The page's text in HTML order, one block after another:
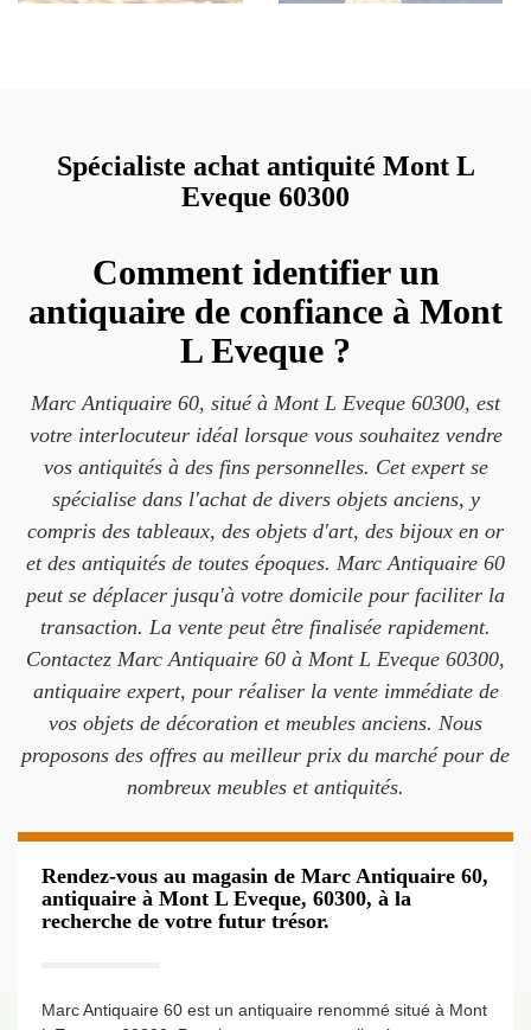
Spécialiste achat antiquité Mont L
Eveque 60300
Comment identifier un
antiquaire de confiance à Mont
L Eveque ?
Marc Antiquaire 60, situé à Mont L Eveque 60300, est
votre interlocuteur idéal lorsque vous souhaitez vendre
vos antiquités à des fins personnelles. Cet expert se
spécialise dans l'achat de divers objets anciens, y
compris des tableaux, des objets d'art, des bijoux en or
et des antiquités de toutes époques. Marc Antiquaire 60
peut se déplacer jusqu'à votre domicile pour faciliter la
transaction. La vente peut être finalisée rapidement.
Contactez Marc Antiquaire 60 à Mont L Eveque 60300,
antiquaire expert, pour réaliser la vente immédiate de
vos objets de décoration et meubles anciens. Nous
proposons des offres au meilleur prix du marché pour de
nombreux meubles et antiquités.
Rendez-vous au magasin de Marc Antiquaire 60,
antiquaire à Mont L Eveque, 60300, à la
recherche de votre futur trésor.
Marc Antiquaire 60 est un antiquaire renommé situé à Mont